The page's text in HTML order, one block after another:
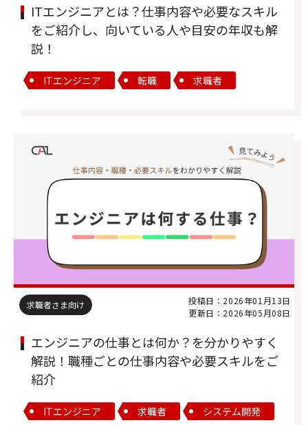
ITエンジニアとは？仕事内容や必要なスキル
をご紹介し、向いている人や目安の年収も解
説！
ITエンジニア 転職 求職者
求職者さま向け
投稿日：2026年01月13日
更新日：2026年05月08日
エンジニアの仕事とは何か？を分かりやすく
解説！職種ごとの仕事内容や必要スキルをご
紹介
ITエンジニア 求職者 システム開発